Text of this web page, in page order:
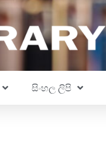
සිංහල ලිපි